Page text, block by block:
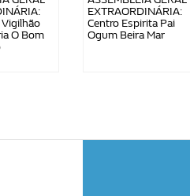
O Bom
EXTRAORDINÁRIA:
Centro Espirita Pai
Ogum Beira Mar